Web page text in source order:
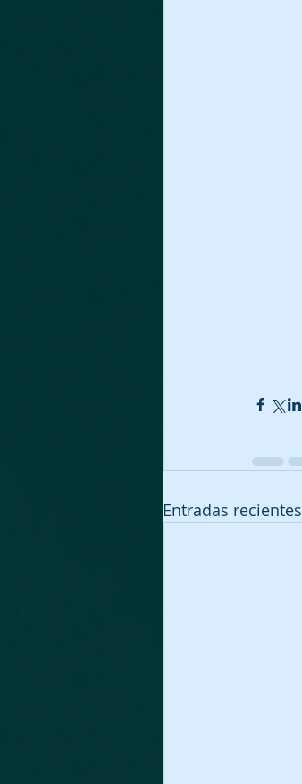
Entradas recientes